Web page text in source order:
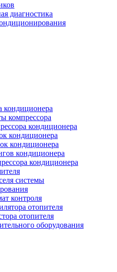
диагностика
кондиционера
компрессора
кондиционера
кондиционера
кондиционера
кондиционера
кондиционера
системы
контроля
отопителя
отопителя
оборудования